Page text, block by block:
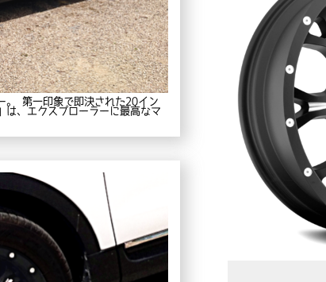
。 第一印象で即決された20イン
は、エクスプローラーに最高なマ